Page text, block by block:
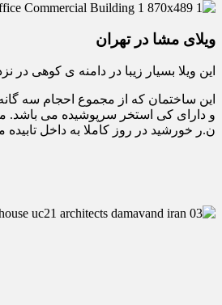
ویلای مشا در تهران
این ویلا بسیار زیبا در دامنه ی کوهی
و دارای کی استخر سرپوشیده می باشد.
ن.ر خورشید در روز کاملا به داخل